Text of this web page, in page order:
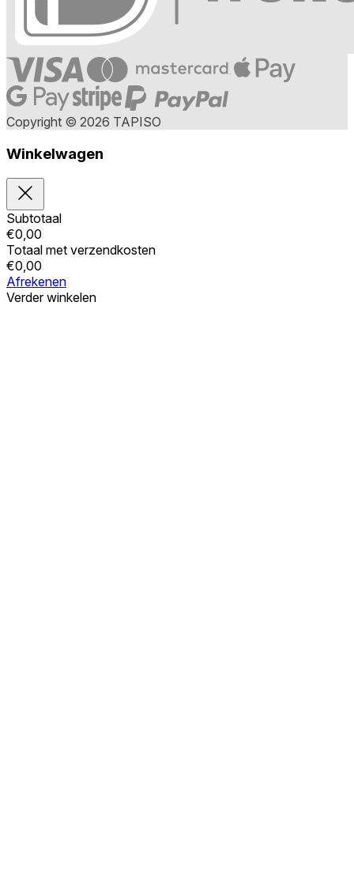
Copyright © 2026 TAPISO
Winkelwagen
Subtotaal
€0,00
Totaal met verzendkosten
€0,00
Afrekenen
Verder winkelen